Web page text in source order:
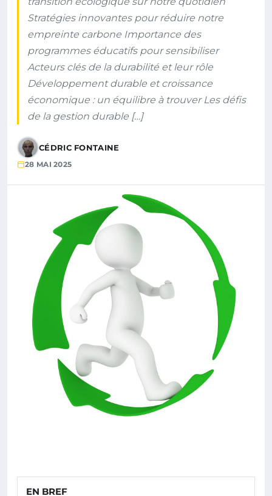
Stratégies innovantes pour réduire notre
empreinte carbone Importance des
programmes éducatifs pour sensibiliser
Acteurs clés de la durabilité et leur rôle
Développement durable et croissance
économique : un équilibre à trouver Les défis
de la gestion durable […]
CÉDRIC FONTAINE
28 MAI 2025
EN BREF